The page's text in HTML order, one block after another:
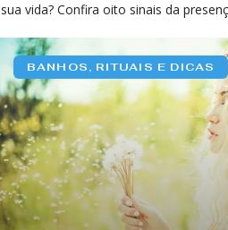
vida? Confira oito sinais da
BANHOS, RITUAIS E DICAS